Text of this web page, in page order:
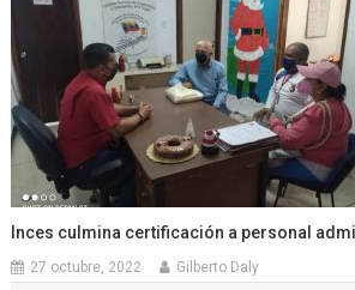
Inces culmina certificación a personal
27 octubre, 2022 Gilberto Daly